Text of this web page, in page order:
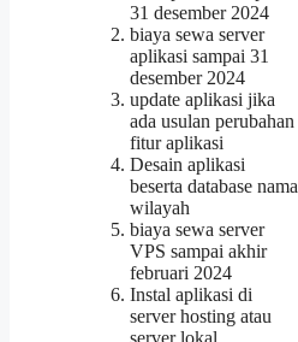
31 desember 2024
biaya sewa server
aplikasi sampai 31
desember 2024
update aplikasi jika
ada usulan perubahan
fitur aplikasi
Desain aplikasi
beserta database nama
wilayah
biaya sewa server
VPS sampai akhir
februari 2024
Instal aplikasi di
server hosting atau
server lokal